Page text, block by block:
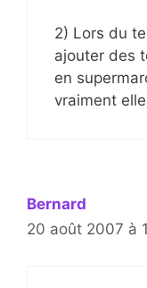
2) Lors du
ajouter des
en
vraiment
Bernard
20 août 2007 à